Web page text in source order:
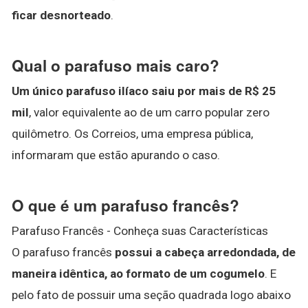
ficar desnorteado.
Qual o parafuso mais caro?
Um único parafuso ilíaco saiu por mais de R$ 25
mil, valor equivalente ao de um carro popular zero
quilômetro. Os Correios, uma empresa pública,
informaram que estão apurando o caso.
O que é um parafuso francês?
Parafuso Francês - Conheça suas Características
O parafuso francês possui a cabeça arredondada, de
maneira idêntica, ao formato de um cogumelo. E
pelo fato de possuir uma seção quadrada logo abaixo